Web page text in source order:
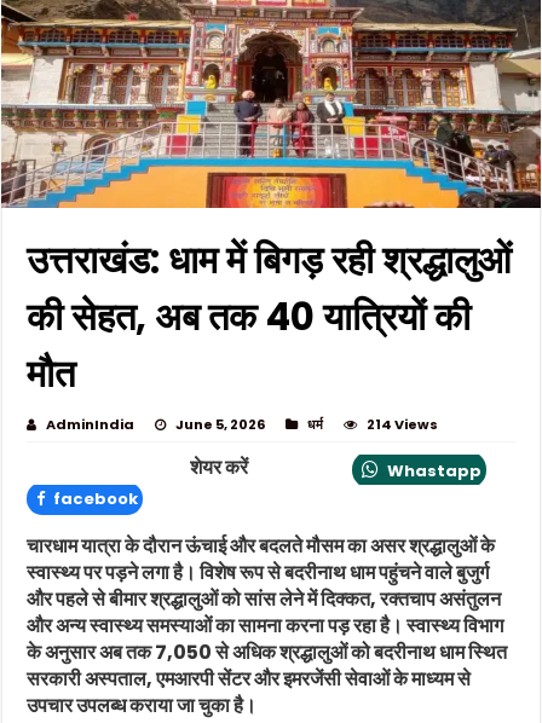
उत्तराखंड: धाम में बिगड़ रही श्रद्धालुओं
की सेहत, अब तक 40 यात्रियों की
मौत
AdminIndia June 5, 2026 धर्म 214 Views
शेयर करें
Whastapp
facebook
चारधाम यात्रा के दौरान ऊंचाई और बदलते मौसम का असर श्रद्धालुओं के
स्वास्थ्य पर पड़ने लगा है। विशेष रूप से बदरीनाथ धाम पहुंचने वाले बुजुर्ग
और पहले से बीमार श्रद्धालुओं को सांस लेने में दिक्कत, रक्तचाप असंतुलन
और अन्य स्वास्थ्य समस्याओं का सामना करना पड़ रहा है। स्वास्थ्य विभाग
के अनुसार अब तक 7,050 से अधिक श्रद्धालुओं को बदरीनाथ धाम स्थित
सरकारी अस्पताल, एमआरपी सेंटर और इमरजेंसी सेवाओं के माध्यम से
उपचार उपलब्ध कराया जा चुका है।